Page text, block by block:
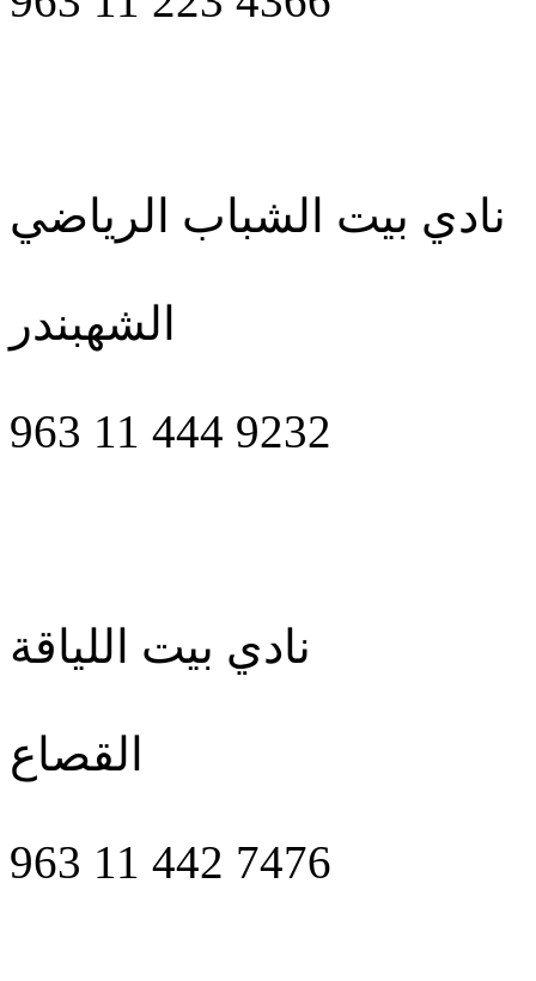
نادي بيت الشباب الرياضي
الشهبندر
963 11 444 9232
نادي بيت اللياقة
القصاع
963 11 442 7476